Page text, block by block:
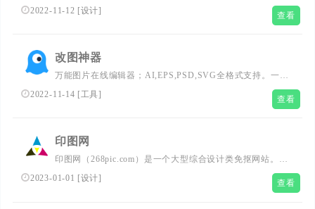
免费随意试用，随意无需经过授权。
2022-11-12 [设计] 查看
改图神器
万能图片在线编辑器；AI,EPS,PSD,SVG全格式支持。一键
修改照片颜色大小尺寸，自定义尺寸图片裁剪，智能抠图添
2022-11-14 [工具] 查看
印图网
印图网（268pic.com）是一个大型综合设计类免抠网站。网
站提供海量免费PNG图片素材、高清png免扣、背景图片素
材、广告设计模板、字体免费下载、字体在线预览等设计资
2023-01-01 [设计] 查看